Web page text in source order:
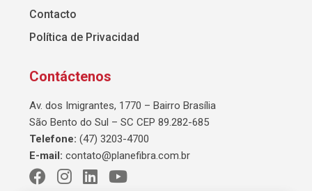
Contacto
Política de Privacidad
Contáctenos
Av. dos Imigrantes, 1770 – Bairro Brasília
São Bento do Sul – SC CEP 89.282-685
Telefone: (47) 3203-4700
E-mail: contato@planefibra.com.br